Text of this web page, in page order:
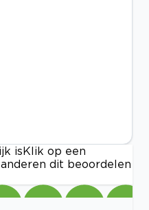
is Klik op een
dit beoordelen